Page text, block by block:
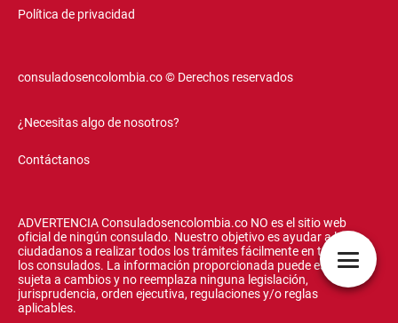
Política de privacidad
consuladosencolombia.co © Derechos reservados
¿Necesitas algo de nosotros?
Contáctanos
ADVERTENCIA Consuladosencolombia.co NO es el sitio web
oficial de ningún consulado. Nuestro objetivo es ayudar a los
ciudadanos a realizar todos los trámites fácilmente en todos
los consulados. La información proporcionada puede estar
sujeta a cambios y no reemplaza ninguna legislación,
jurisprudencia, orden ejecutiva, regulaciones y/o reglas
aplicables.